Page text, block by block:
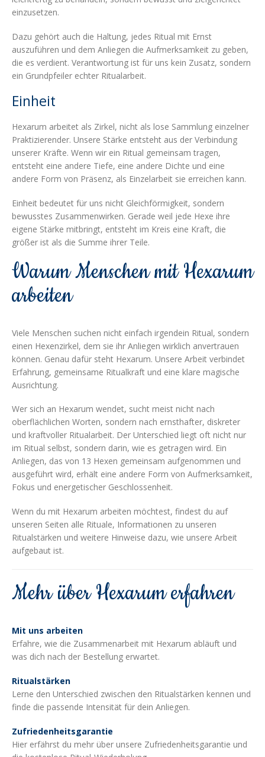
einzusetzen.
Dazu gehört auch die Haltung, jedes Ritual mit Ernst
auszuführen und dem Anliegen die Aufmerksamkeit zu geben,
die es verdient. Verantwortung ist für uns kein Zusatz, sondern
ein Grundpfeiler echter Ritualarbeit.
Einheit
Hexarum arbeitet als Zirkel, nicht als lose Sammlung einzelner
Praktizierender. Unsere Stärke entsteht aus der Verbindung
unserer Kräfte. Wenn wir ein Ritual gemeinsam tragen,
entsteht eine andere Tiefe, eine andere Dichte und eine
andere Form von Präsenz, als Einzelarbeit sie erreichen kann.
Einheit bedeutet für uns nicht Gleichförmigkeit, sondern
bewusstes Zusammenwirken. Gerade weil jede Hexe ihre
eigene Stärke mitbringt, entsteht im Kreis eine Kraft, die
größer ist als die Summe ihrer Teile.
Warum Menschen mit Hexarum
arbeiten
Viele Menschen suchen nicht einfach irgendein Ritual, sondern
einen Hexenzirkel, dem sie ihr Anliegen wirklich anvertrauen
können. Genau dafür steht Hexarum. Unsere Arbeit verbindet
Erfahrung, gemeinsame Ritualkraft und eine klare magische
Ausrichtung.
Wer sich an Hexarum wendet, sucht meist nicht nach
oberflächlichen Worten, sondern nach ernsthafter, diskreter
und kraftvoller Ritualarbeit. Der Unterschied liegt oft nicht nur
im Ritual selbst, sondern darin, wie es getragen wird. Ein
Anliegen, das von 13 Hexen gemeinsam aufgenommen und
ausgeführt wird, erhält eine andere Form von Aufmerksamkeit,
Fokus und energetischer Geschlossenheit.
Wenn du mit Hexarum arbeiten möchtest, findest du auf
unseren Seiten alle Rituale, Informationen zu unseren
Ritualstärken und weitere Hinweise dazu, wie unsere Arbeit
aufgebaut ist.
Mehr über Hexarum erfahren
Mit uns arbeiten
Erfahre, wie die Zusammenarbeit mit Hexarum abläuft und
was dich nach der Bestellung erwartet.
Ritualstärken
Lerne den Unterschied zwischen den Ritualstärken kennen und
finde die passende Intensität für dein Anliegen.
Zufriedenheitsgarantie
Hier erfährst du mehr über unsere Zufriedenheitsgarantie und